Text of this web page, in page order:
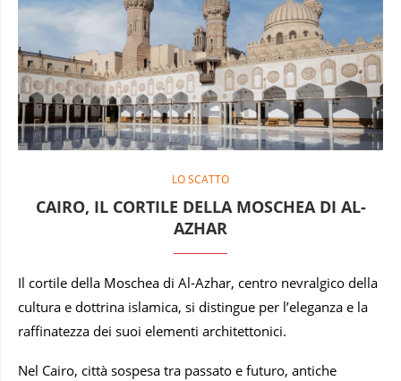
LO SCATTO
CAIRO, IL CORTILE DELLA MOSCHEA DI AL-
AZHAR
Il cortile della Moschea di Al-Azhar, centro nevralgico della
cultura e dottrina islamica, si distingue per l’eleganza e la
raffinatezza dei suoi elementi architettonici.
Nel Cairo, città sospesa tra passato e futuro, antiche